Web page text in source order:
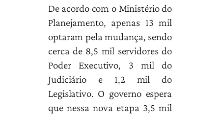
De acordo com o Ministério do
Planejamento, apenas 13 mil
optaram pela mudança, sendo
cerca de 8,5 mil servidores do
Poder Executivo, 3 mil do
Judiciário e 1,2 mil do
Legislativo. O governo espera
que nessa nova etapa 3,5 mil